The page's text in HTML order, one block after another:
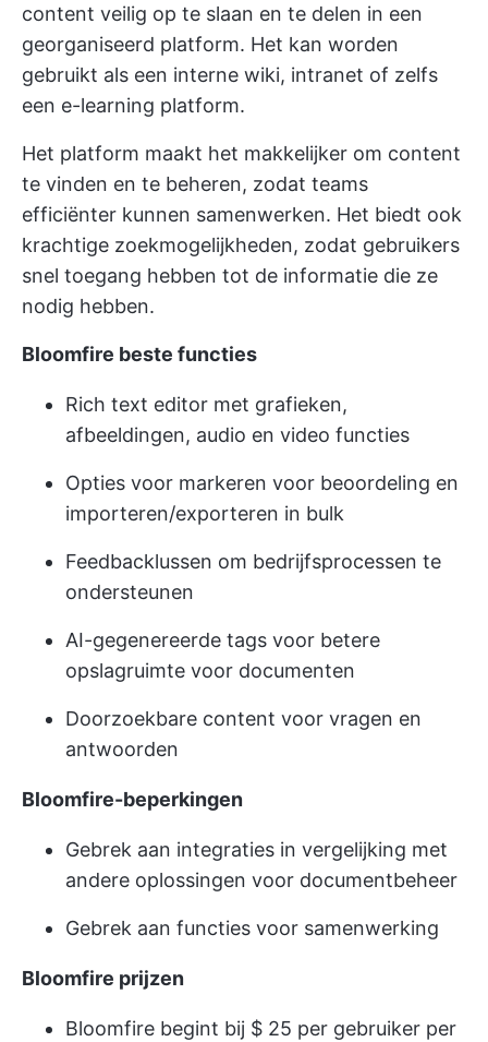
content veilig op te slaan en te delen in een
georganiseerd platform. Het kan worden
gebruikt als een interne wiki, intranet of zelfs
een e-learning platform.
Het platform maakt het makkelijker om content
te vinden en te beheren, zodat teams
efficiënter kunnen samenwerken. Het biedt ook
krachtige zoekmogelijkheden, zodat gebruikers
snel toegang hebben tot de informatie die ze
nodig hebben.
Bloomfire beste functies
Rich text editor met grafieken,
afbeeldingen, audio en video functies
Opties voor markeren voor beoordeling en
importeren/exporteren in bulk
Feedbacklussen om bedrijfsprocessen te
ondersteunen
AI-gegenereerde tags voor betere
opslagruimte voor documenten
Doorzoekbare content voor vragen en
antwoorden
Bloomfire-beperkingen
Gebrek aan integraties in vergelijking met
andere oplossingen voor documentbeheer
Gebrek aan functies voor samenwerking
Bloomfire prijzen
Bloomfire begint bij $ 25 per gebruiker per